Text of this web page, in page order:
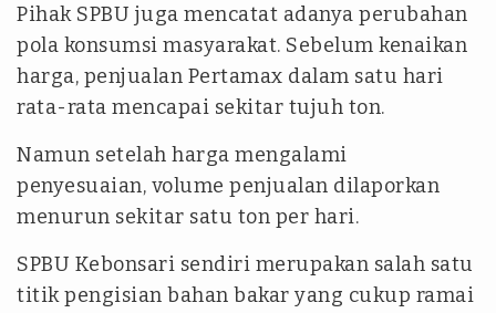
Pihak SPBU juga mencatat adanya perubahan
pola konsumsi masyarakat. Sebelum kenaikan
harga, penjualan Pertamax dalam satu hari
rata-rata mencapai sekitar tujuh ton.
Namun setelah harga mengalami
penyesuaian, volume penjualan dilaporkan
menurun sekitar satu ton per hari.
SPBU Kebonsari sendiri merupakan salah satu
titik pengisian bahan bakar yang cukup ramai